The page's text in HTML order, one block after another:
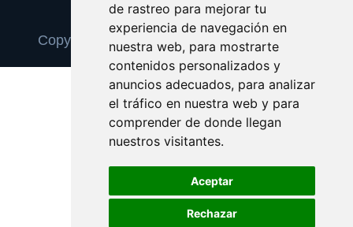
de rastreo para mejorar tu
experiencia de navegación en
nuestra web, para mostrarte
contenidos personalizados y
anuncios adecuados, para analizar
el tráfico en nuestra web y para
comprender de donde llegan
nuestros visitantes.
Aceptar
Rechazar
Update cookies preferences
Copyright © 2025 trabajoindependiente.com